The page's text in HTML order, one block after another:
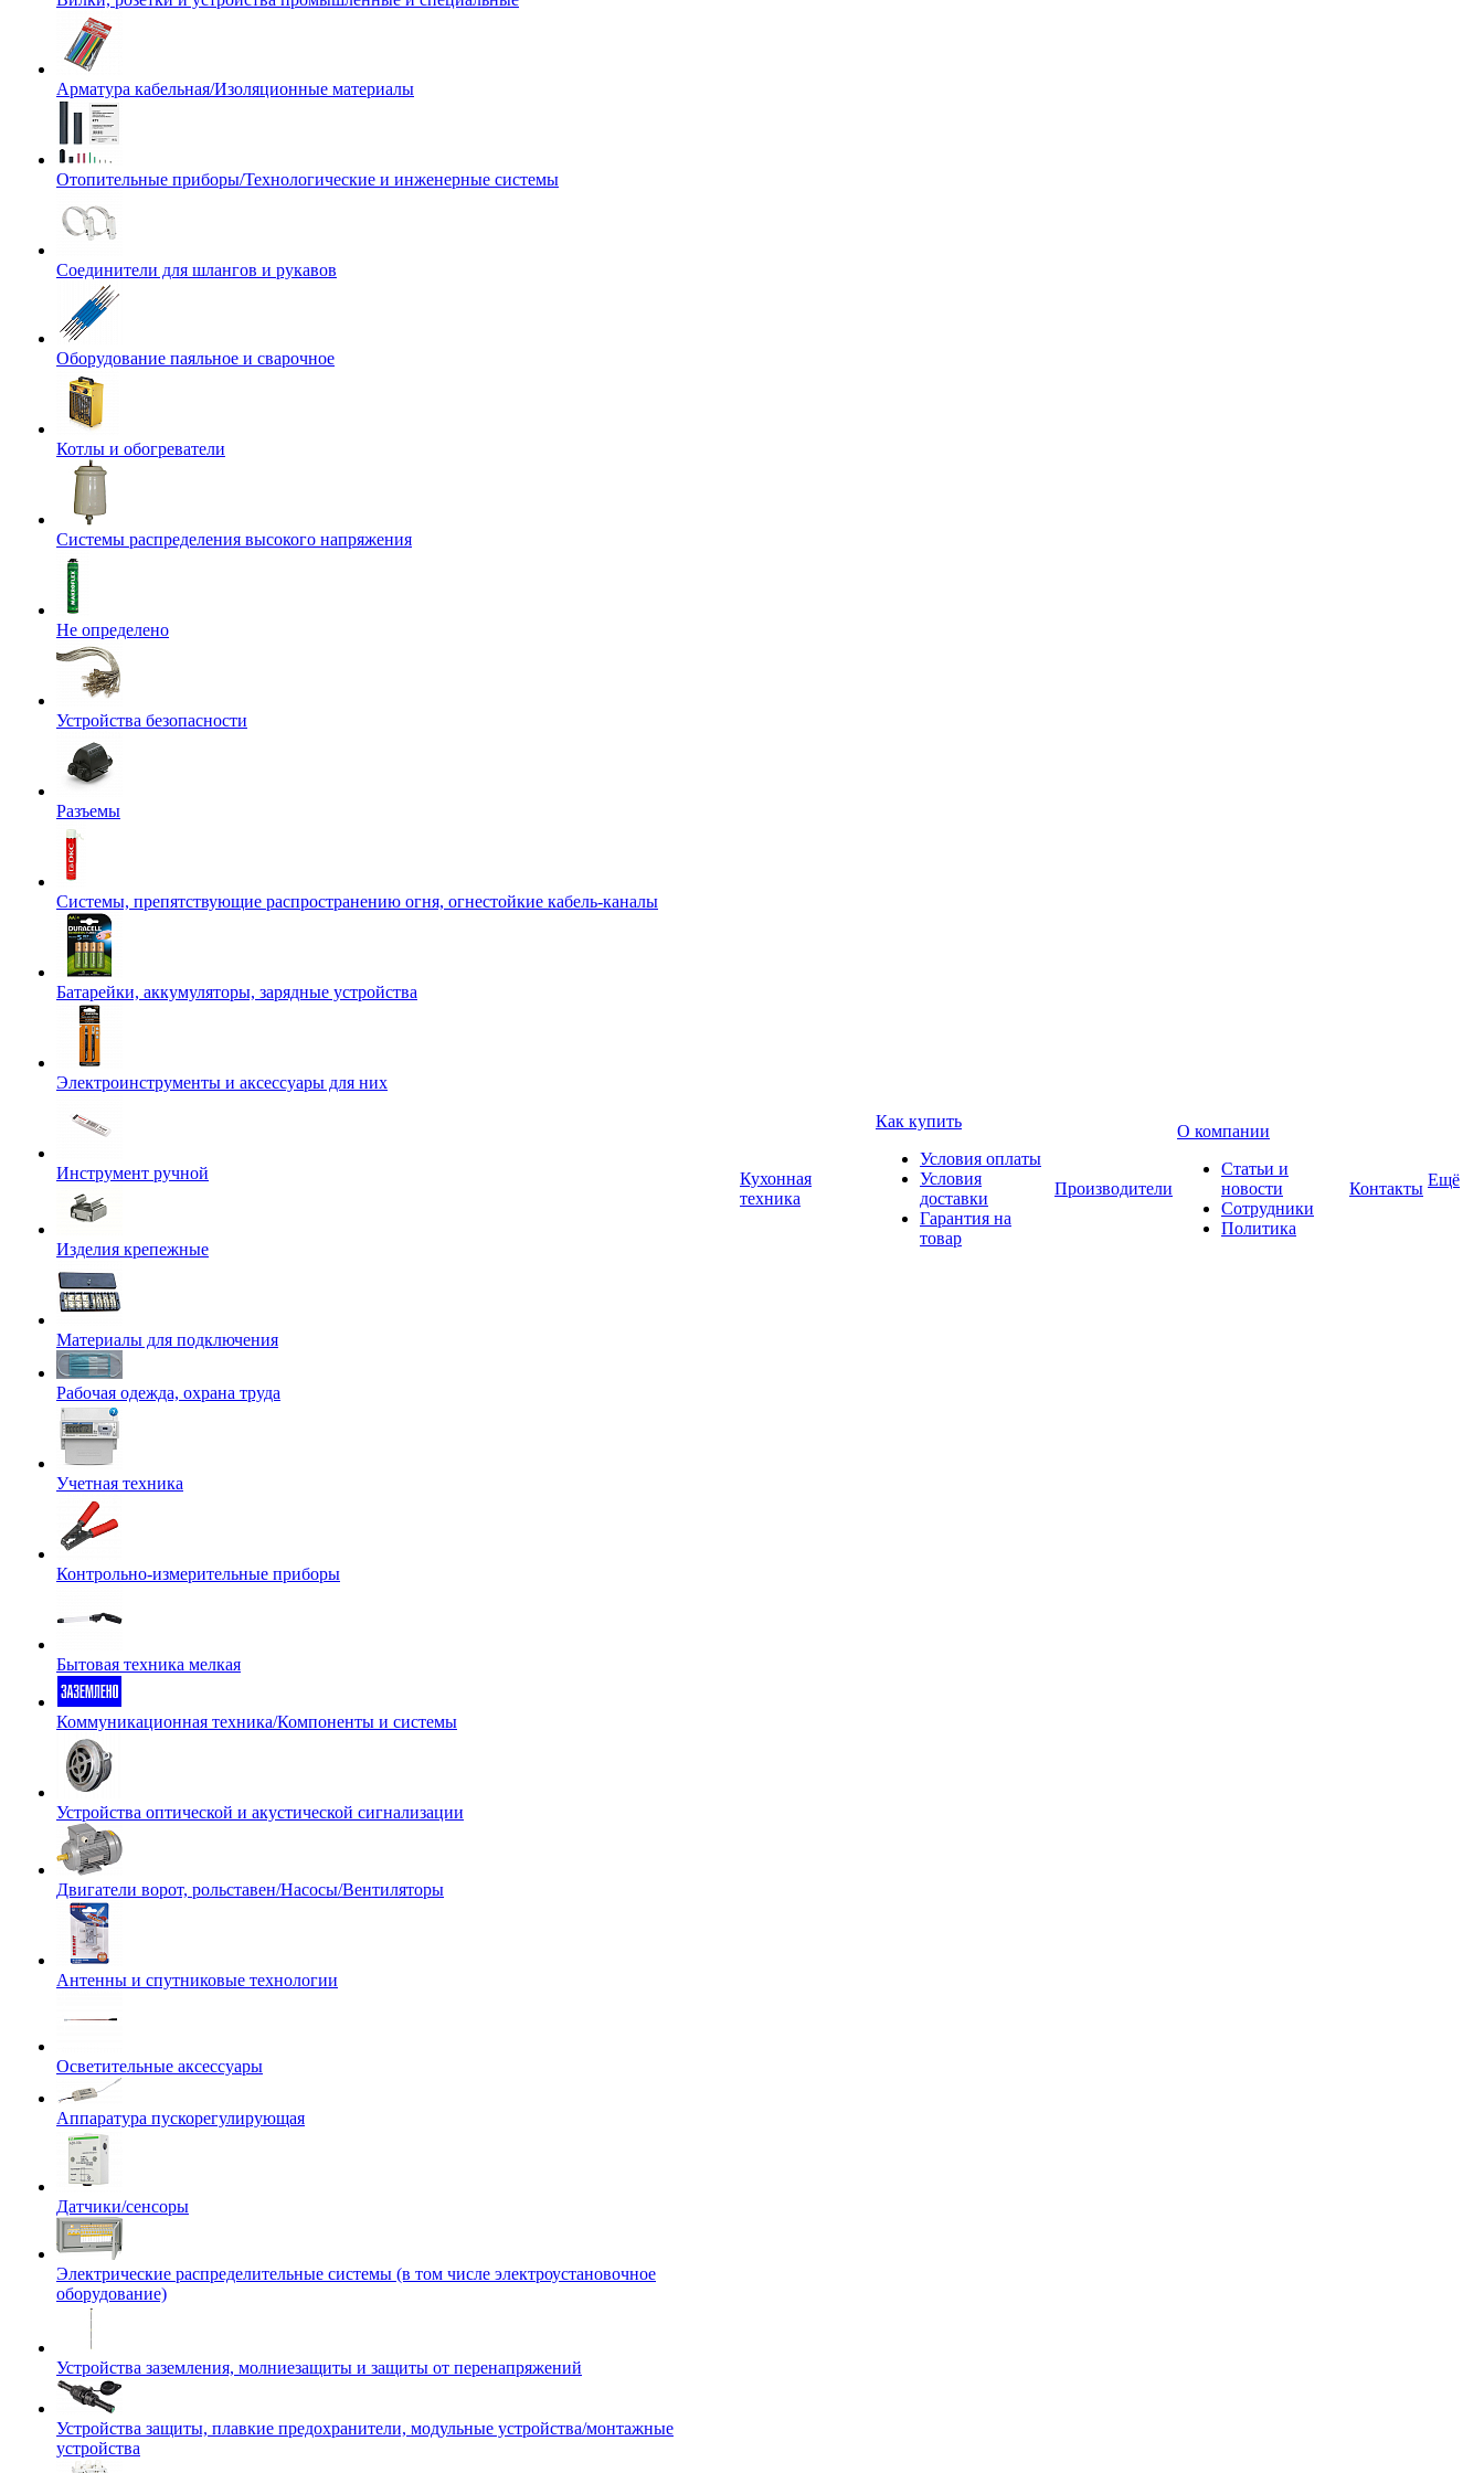
Арматура кабельная/Изоляционные материалы
Отопительные приборы/Технологические и инженерные системы
Соединители для шлангов и рукавов
Оборудование паяльное и сварочное
Котлы и обогреватели
Системы распределения высокого напряжения
Не определено
Устройства безопасности
Разъемы
Системы, препятствующие распространению огня, огнестойкие кабель-каналы
Батарейки, аккумуляторы, зарядные устройства
Электроинструменты и аксессуары для них
Инструмент ручной
Изделия крепежные
Материалы для подключения
Рабочая одежда, охрана труда
Учетная техника
Контрольно-измерительные приборы
Бытовая техника мелкая
Коммуникационная техника/Компоненты и системы
Устройства оптической и акустической сигнализации
Двигатели ворот, рольставен/Насосы/Вентиляторы
Антенны и спутниковые технологии
Осветительные аксессуары
Аппаратура пускорегулирующая
Датчики/сенсоры
Электрические распределительные системы (в том числе электроустановочное
оборудование)
Устройства заземления, молниезащиты и защиты от перенапряжений
Устройства защиты, плавкие предохранители, модульные устройства/монтажные
устройства
Кухонная
техника
Как купить
Условия оплаты
Условия
доставки
Гарантия на
товар
Производители
О компании
Статьи и
новости
Сотрудники
Политика
Контакты Ещё